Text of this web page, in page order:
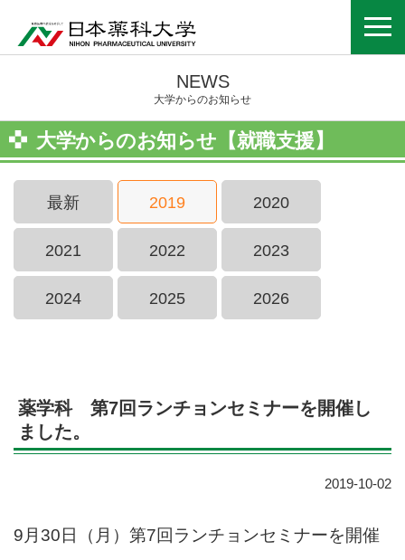
NEWS
大学からのお知らせ
大学からのお知らせ【就職支援】
最新 2019 2020
2021 2022 2023
2024 2025 2026
薬学科 第7回ランチョンセミナーを開催し
ました。
2019-10-02
9月30日（月）第7回ランチョンセミナーを開催